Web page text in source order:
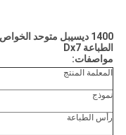
1400 ديسيبل متوحد
الطباعة Dx7
مواصفات:
المعلمة المنتج
نموذج
رأس الطباعة